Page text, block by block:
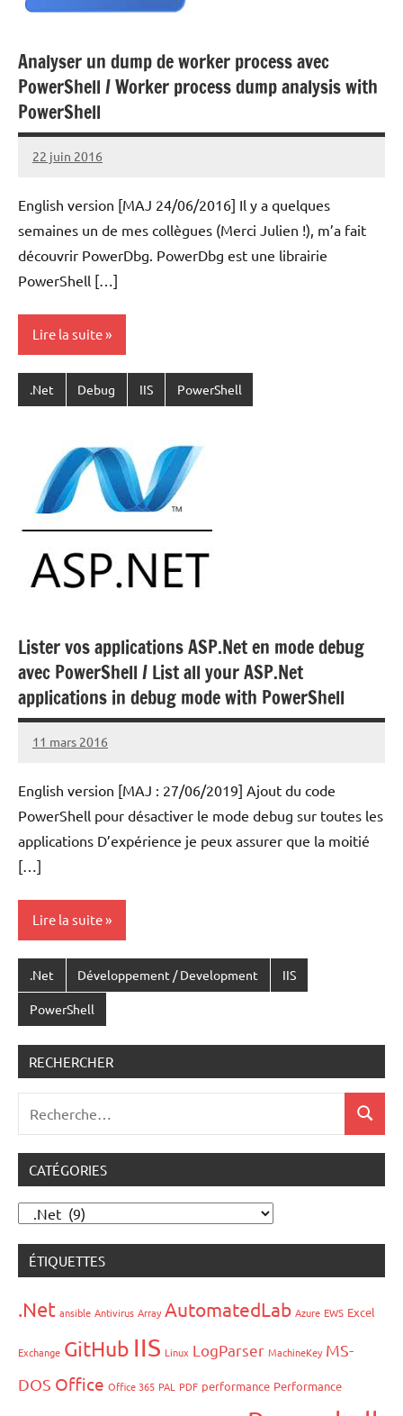
Analyser un dump de worker process avec
PowerShell / Worker process dump analysis with
PowerShell
22 juin 2016
Laurent
ACKER
English version [MAJ 24/06/2016] Il y a quelques
semaines un de mes collègues (Merci Julien !), m’a fait
découvrir PowerDbg. PowerDbg est une librairie
PowerShell […]
Lire la suite
.Net Debug IIS PowerShell
Lister vos applications ASP.Net en mode debug
avec PowerShell / List all your ASP.Net
applications in debug mode with PowerShell
11 mars 2016
Laurent
ACKER
English version [MAJ : 27/06/2019] Ajout du code
PowerShell pour désactiver le mode debug sur toutes les
applications D’expérience je peux assurer que la moitié
[…]
Lire la suite
.Net Développement / Development IIS
PowerShell
RECHERCHER
:
CATÉGORIES
Catégories
ÉTIQUETTES
.Net ansible Antivirus Array AutomatedLab Azure EWS Excel
Exchange GitHub IIS Linux LogParser MachineKey MS-
DOS Office Office 365 PAL PDF performance Performance